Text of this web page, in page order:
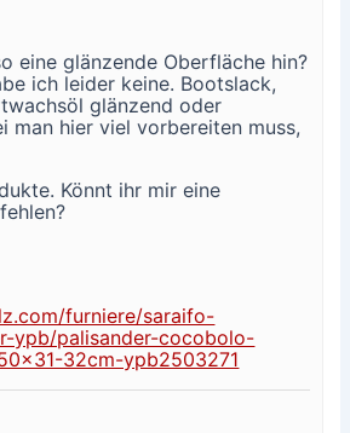
eine glänzende Oberfläche hin?
ich leider keine. Bootslack,
glänzend oder
man hier viel vorbereiten muss,
Könnt ihr mir eine
furniere/saraifo-
ypb/palisander-cocobolo-
32cm-ypb2503271